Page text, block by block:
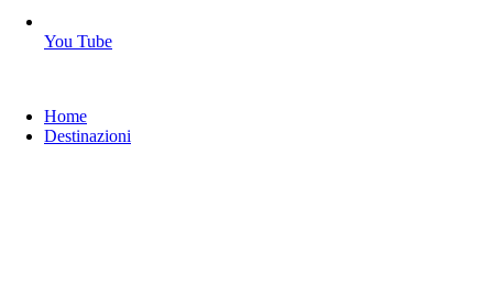
You Tube
Home
Destinazioni